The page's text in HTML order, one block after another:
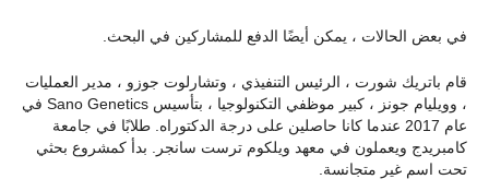
في بعض الحالات ، يمكن أيضًا الدفع للمشاركين في البحث.
قام باتريك شورت ، الرئيس التنفيذي ، وتشارلوت جوزو ، مدير العمليات
، وويليام جونز ، كبير موظفي التكنولوجيا ، بتأسيس Sano Genetics في
عام 2017 عندما كانا حاصلين على درجة الدكتوراه. طلابًا في جامعة
كامبريدج ويعملون في معهد ويلكوم ترست سانجر. بدأ كمشروع بحثي
تحت اسم غير متجانسة.